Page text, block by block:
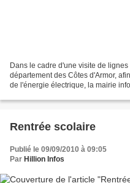
Dans le cadre d'une visite de
département des Côtes d'Armor,
de l'énergie électrique, la mairie
Rentrée scolaire
Publié le 09/09/2010 à 09:05
Par Hillion Infos